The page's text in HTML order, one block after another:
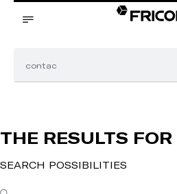
THE RESULTS FOR
SEARCH POSSIBILITIES